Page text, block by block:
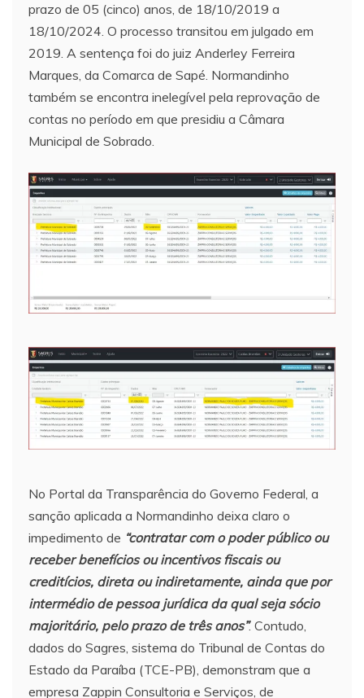
prazo de 05 (cinco) anos, de 18/10/2019 a
18/10/2024. O processo transitou em julgado em
2019. A sentença foi do juiz Anderley Ferreira
Marques, da Comarca de Sapé. Normandinho
também se encontra inelegível pela reprovação de
contas no período em que presidiu a Câmara
Municipal de Sobrado.
No Portal da Transparência do Governo Federal, a
sanção aplicada a Normandinho deixa claro o
impedimento de “contratar com o poder público ou
receber benefícios ou incentivos fiscais ou
creditícios, direta ou indiretamente, ainda que por
intermédio de pessoa jurídica da qual seja sócio
majoritário, pelo prazo de três anos”. Contudo,
dados do Sagres, sistema do Tribunal de Contas do
Estado da Paraíba (TCE-PB), demonstram que a
empresa Zappin Consultoria e Serviços, de